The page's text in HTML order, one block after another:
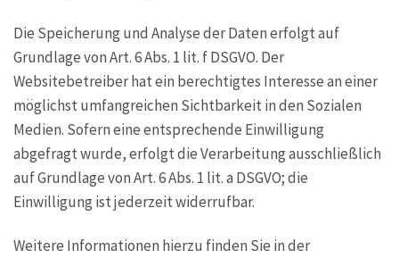
Die Speicherung und Analyse der Daten erfolgt auf
Grundlage von Art. 6 Abs. 1 lit. f DSGVO. Der
Websitebetreiber hat ein berechtigtes Interesse an einer
möglichst umfangreichen Sichtbarkeit in den Sozialen
Medien. Sofern eine entsprechende Einwilligung
abgefragt wurde, erfolgt die Verarbeitung ausschließlich
auf Grundlage von Art. 6 Abs. 1 lit. a DSGVO; die
Einwilligung ist jederzeit widerrufbar.
Weitere Informationen hierzu finden Sie in der